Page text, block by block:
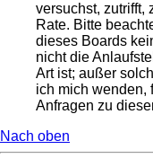
versuchst, zutrifft,
Rate. Bitte
dieses Boards
nicht die
Art ist; außer
ich mich wenden,
Anfragen zu
Nach oben